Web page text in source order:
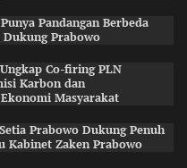
Pandangan Berbeda
Prabowo
Co-firing PLN
Karbon dan
Masyarakat
Prabowo Dukung Penuh
Kabinet Zaken Prabowo